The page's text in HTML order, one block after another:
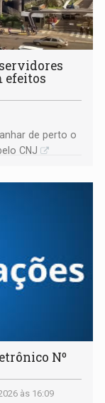
efeitos
de perto o
CNJ
Nº
às 16:09